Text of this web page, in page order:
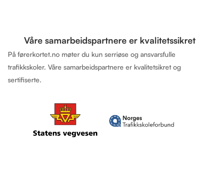
Våre samarbeidspartnere er kvalitetssikret
På førerkortet.no møter du kun serriøse og ansvarsfulle
trafikkskoler. Våre samarbeidspartnere er kvalitetsikret og
sertifiserte.